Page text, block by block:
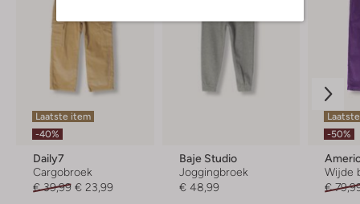
Laatste item
-40%
Daily7
Cargobroek
€ 39,99 € 23,99
Baje Studio
Joggingbroek
€ 48,99
-50%
Wijde
€